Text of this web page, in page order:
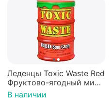
Леденцы Toxic Waste Red
Фруктово-ягодный микс
Красная банка 42 г,
Пакистан
В наличии